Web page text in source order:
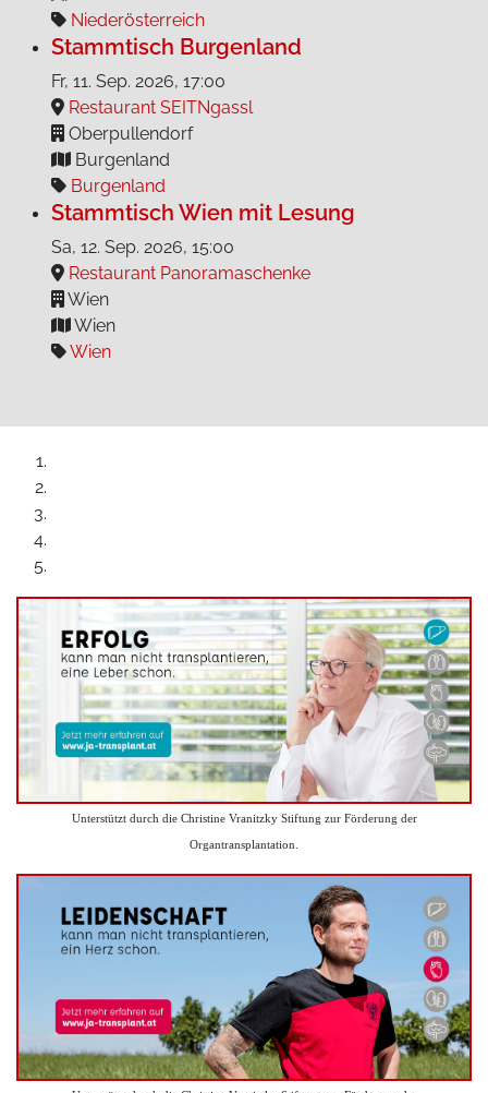
Niederösterreich
Stammtisch Burgenland
Fr, 11. Sep. 2026, 17:00
Restaurant SEITNgassl
Oberpullendorf
Burgenland
Burgenland
Stammtisch Wien mit Lesung
Sa, 12. Sep. 2026, 15:00
Restaurant Panoramaschenke
Wien
Wien
Wien
Unterstützt durch die Christine Vranitzky Stiftung zur Förderung der
Organtransplantation.